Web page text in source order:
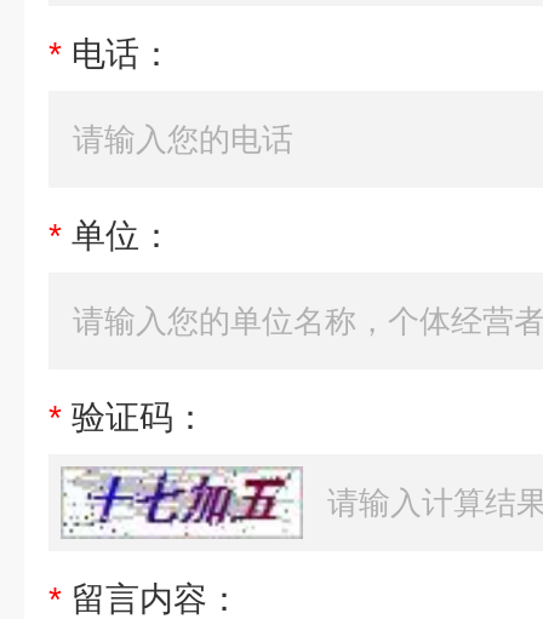
* 电话：
* 单位：
* 验证码：
* 留言内容：